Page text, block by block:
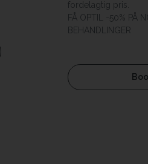
fordelagtig pris.
FÅ OPTIL -50% PÅ
BEHANDLINGER